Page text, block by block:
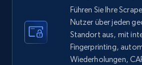
LinkedIn company information
ID, Name, Country code,
Employees in linkedin, About,
Führen Sie Ihre
Nutzer über jeden
Standort aus, mit
Fingerprinting,
Wiederholungen,